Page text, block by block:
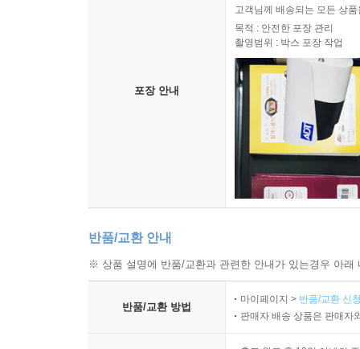
포장 안내
고객님께 배송되는 모든 상
목적 : 안전한 포장 관리
촬영범위 : 박스 포장 작업
반품/교환 안내
※ 상품 설명에 반품/교환과 관련한 안내가 있는경우 아
반품/교환 방법
마이페이지 > 반품/교환 신
판매자 배송 상품은 판매자